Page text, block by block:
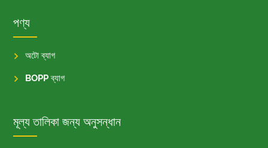
পণ্য
অটো ব্যাগ
BOPP ব্যাগ
মূল্য তালিকা জন্য অনুসন্ধান